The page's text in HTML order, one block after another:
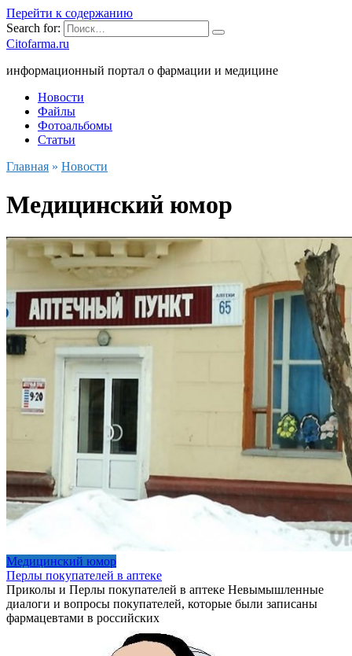
Перейти к содержанию
Search for:
Citofarma.ru
информационный портал о фармации и медицине
Новости
Файлы
Фотоальбомы
Статьи
Главная » Новости
Медицинский юмор
Медицинский юмор
Перлы покупателей в аптеке
Приколы и Перлы покупателей в аптеке Невымышленные
диалоги и вопросы покупателей, которые были записаны
фармацевтами в российских